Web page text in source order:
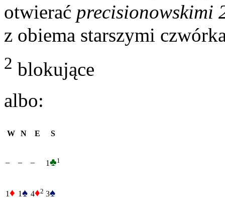
otwierać precisionowskimi
z obiema starszymi
2 blokujące
albo:
W N E S
– – – 1♣1
1♦ 1♠ 4♦2 3♠